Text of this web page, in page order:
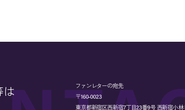
は
ファンレターの宛先
〒160-0023
東京都新宿区西新宿7丁目23番9号 西新宿小林